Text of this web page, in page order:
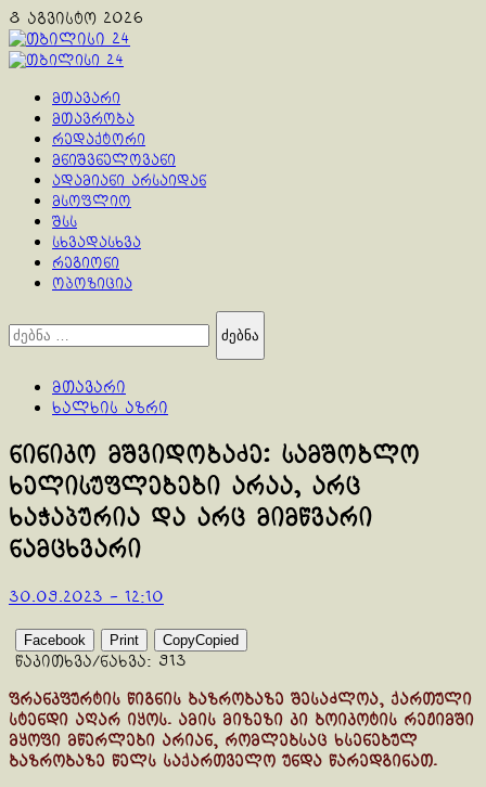
Skip
to
content
8 აგვისტო 2026
Primary
მთავარი
მთავრობა
რედაქტორი
მნიშვნელოვანი
ადამიანი არსაიდან
მსოფლიო
შსს
სხვადასხვა
რეგიონი
ოპოზიცია
ძებნა:
მთავარი
ხალხის აზრი
ნინიკო მშვიდობაძე: სამშობლო
ხელისუფლებები არაა, არც
ხაჭაპურია და არც მიმწვარი
ნამცხვარი
30.09.2023 - 12:10
Facebook Print CopyCopied
წაკითხვა/ნახვა: 913
ფრანკფურტის წიგნის ბაზრობაზე შესაძლოა, ქართული
სტენდი აღარ იყოს. ამის მიზეზი კი ბოიკოტის რეჟიმში
მყოფი მწერლები არიან, რომლებსაც ხსენებულ
ბაზრობაზე წელს საქართველო უნდა წარედგინათ.